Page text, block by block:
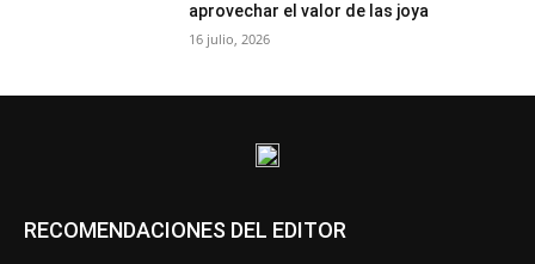
aprovechar el valor de las joya
16 julio, 2026
RECOMENDACIONES DEL EDITOR